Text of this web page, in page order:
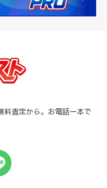
料査定から。お電話一本で